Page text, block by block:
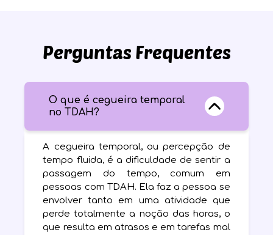
Perguntas Frequentes
O que é cegueira temporal
no TDAH?
A cegueira temporal, ou percepção de
tempo fluida, é a dificuldade de sentir a
passagem do tempo, comum em
pessoas com TDAH. Ela faz a pessoa se
envolver tanto em uma atividade que
perde totalmente a noção das horas, o
que resulta em atrasos e em tarefas mal